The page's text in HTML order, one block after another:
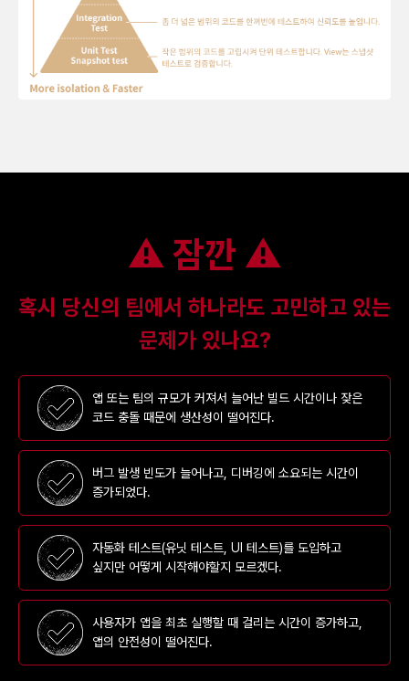
⚠ 잠깐 ⚠
혹시 당신의 팀에서 하나라도 고민하고 있는
문제가 있나요?
앱 또는 팀의 규모가 커져서 늘어난 빌드 시간이나 잦은
코드 충돌 때문에 생산성이 떨어진다.
버그 발생 빈도가 늘어나고, 디버깅에 소요되는 시간이
증가되었다.
자동화 테스트(유닛 테스트, UI 테스트)를 도입하고
싶지만 어떻게 시작해야할지 모르겠다.
사용자가 앱을 최초 실행할 때 걸리는 시간이 증가하고,
앱의 안전성이 떨어진다.